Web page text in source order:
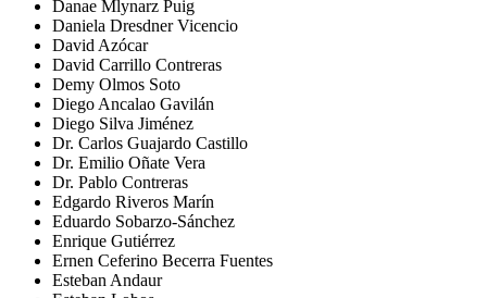
Danae Mlynarz Puig
Daniela Dresdner Vicencio
David Azócar
David Carrillo Contreras
Demy Olmos Soto
Diego Ancalao Gavilán
Diego Silva Jiménez
Dr. Carlos Guajardo Castillo
Dr. Emilio Oñate Vera
Dr. Pablo Contreras
Edgardo Riveros Marín
Eduardo Sobarzo-Sánchez
Enrique Gutiérrez
Ernen Ceferino Becerra Fuentes
Esteban Andaur